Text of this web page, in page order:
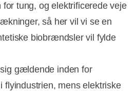
tung, og elektrificerede veje
så her vil vi se en
biobrændsler vil fylde
gældende inden for
flyindustrien, mens elektriske